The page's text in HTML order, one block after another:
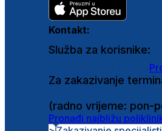
Kontakt:
Služba za korisnike:
Za zakazivanje
(radno vrijeme: pon-
Pronađi najbližu